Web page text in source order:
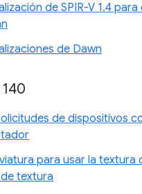
de SPIR-V 1.4
de Dawn
de dispositivos
para usar la textura
textura